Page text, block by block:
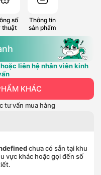
số
thuật
Thông tin
sản phẩm
liên hệ nhân viên kinh
KHÁC
tư vấn mua hàng
chưa có sẵn tại khu
vực khác hoặc gọi đến số